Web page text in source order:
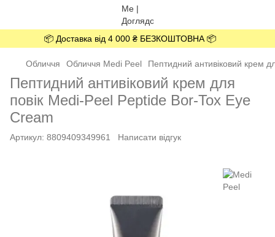
📦 Доставка від 4 000 ₴ БЕЗКОШТОВНА 📦
Обличчя Обличчя Medi Peel Пептидний антивіковий крем
Пептидний антивіковий крем для
повік Medi-Peel Peptide Bor-Tox Eye
Cream
Артикул: 8809409349961 Написати відгук